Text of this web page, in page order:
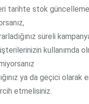
tarihte stok
süreli
kullanımda
ya da geçici
etmelisiniz.